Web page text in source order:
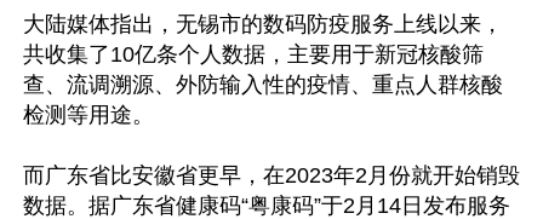
大陆媒体指出，无锡市的数码防疫服务上线以来，
共收集了10亿条个人数据，主要用于新冠核酸筛
查、流调溯源、外防输入性的疫情、重点人群核酸
检测等用途。
而广东省比安徽省更早，在2023年2月份就开始销毁
数据。据广东省健康码“粤康码”于2月14日发布服务